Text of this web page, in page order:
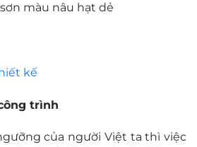
màu nâu hạt dẻ
kế
trình
của người Việt ta thì việc